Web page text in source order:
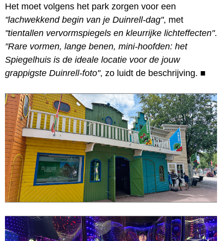
Het moet volgens het park zorgen voor een
"lachwekkend begin van je Duinrell-dag", met
"tientallen vervormspiegels en kleurrijke lichteffecten".
"Rare vormen, lange benen, mini-hoofden: het
Spiegelhuis is de ideale locatie voor de jouw
grappigste Duinrell-foto", zo luidt de beschrijving. ■